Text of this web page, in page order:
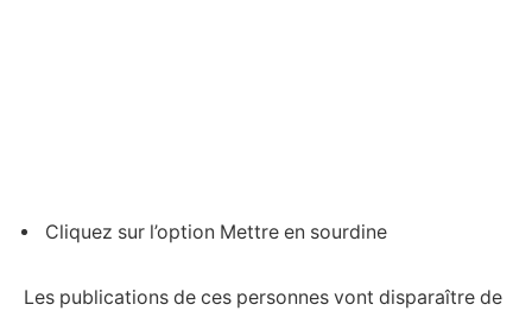
Cliquez sur l’option Mettre en sourdine
Les publications de ces personnes vont disparaître de